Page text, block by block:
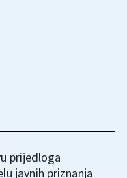
prijedloga
javnih priznanja